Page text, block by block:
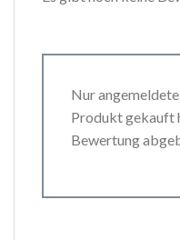
Nur
Produkt gekauft
Bewertung